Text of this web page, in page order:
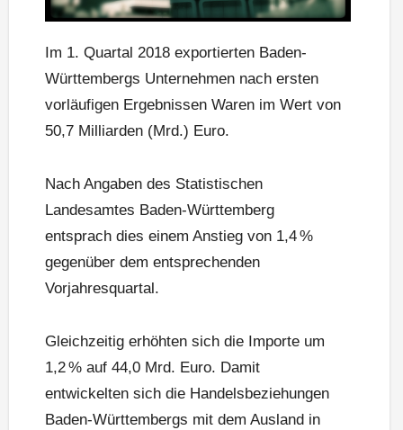
Im 1. Quartal 2018 exportierten Baden-
Württembergs Unternehmen nach ersten
vorläufigen Ergebnissen Waren im Wert von
50,7 Milliarden (Mrd.) Euro.
Nach Angaben des Statistischen
Landesamtes Baden-Württemberg
entsprach dies einem Anstieg von 1,4 %
gegenüber dem entsprechenden
Vorjahresquartal.
Gleichzeitig erhöhten sich die Importe um
1,2 % auf 44,0 Mrd. Euro. Damit
entwickelten sich die Handelsbeziehungen
Baden-Württembergs mit dem Ausland in